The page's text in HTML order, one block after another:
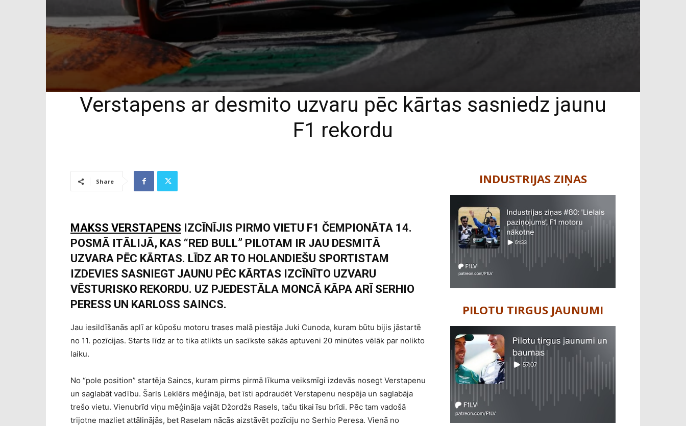
Verstapens ar desmito uzvaru pēc kārtas sasniedz jaunu
F1 rekordu
Share
MAKSS VERSTAPENS IZCĪNĪJIS PIRMO VIETU F1 ČEMPIONĀTA 14.
POSMĀ ITĀLIJĀ, KAS “RED BULL” PILOTAM IR JAU DESMITĀ
UZVARA PĒC KĀRTAS. LĪDZ AR TO HOLANDIEŠU SPORTISTAM
IZDEVIES SASNIEGT JAUNU PĒC KĀRTAS IZCĪNĪTO UZVARU
VĒSTURISKO REKORDU. UZ PJEDESTĀLA MONCĀ KĀPA ARĪ SERHIO
PERESS UN KARLOSS SAINCS.
Jau iesildīšanās aplī ar kūpošu motoru trases malā piestāja Juki Cunoda, kuram būtu bijis jāstartē
no 11. pozīcijas. Starts līdz ar to tika atlikts un sacīkste sākās aptuveni 20 minūtes vēlāk par nolikto
laiku.
No “pole position” startēja Saincs, kuram pirms pirmā līkuma veiksmīgi izdevās nosegt Verstapenu
un saglabāt vadību. Šarls Leklērs mēģināja, bet īsti apdraudēt Verstapenu nespēja un saglabāja
trešo vietu. Vienubrīd viņu mēģināja vajāt Džordžs Rasels, taču tikai īsu brīdi. Pēc tam vadošā
trijotne mazliet attālinājās, bet Raselam nācās aizstāvēt pozīciju no Serhio Peresa. Vienā no
INDUSTRIJAS ZIŅAS
PILOTU TIRGUS JAUNUMI